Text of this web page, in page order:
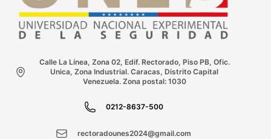
Calle La Línea, Zona 02, Edif. Rectorado, Piso PB, Ofic.
Unica, Zona Industrial. Caracas, Distrito Capital
Venezuela. Zona postal: 1030
0212-8637-500
rectoradounes2024@gmail.com